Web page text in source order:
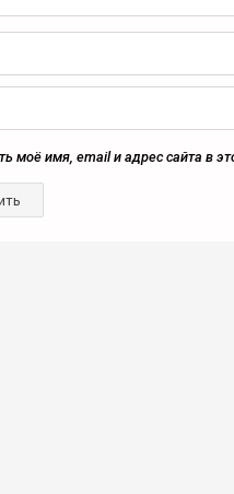
моё имя, email и адрес сайта в